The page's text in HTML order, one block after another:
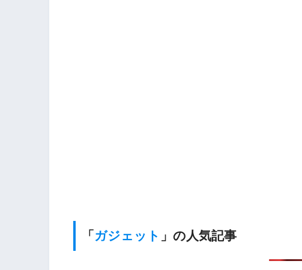
「 ガジェット 」の人気記事